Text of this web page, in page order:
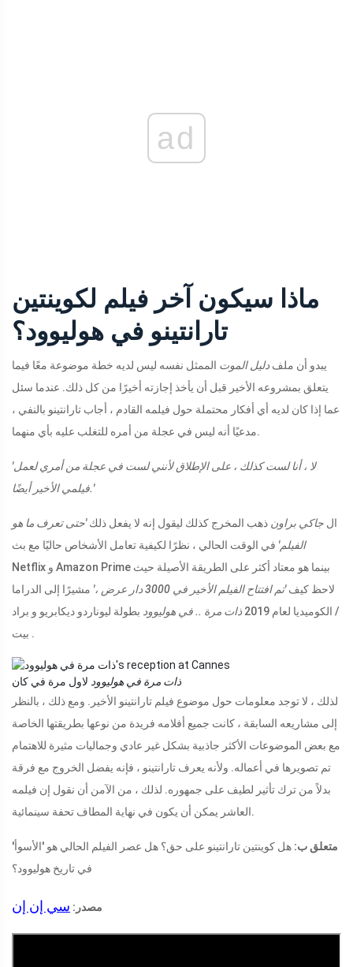
ad
ماذا سيكون آخر فيلم لكوينتين
تارانتينو في هوليوود؟
يبدو أن ملف دليل الموت الممثل نفسه ليس لديه خطة موضوعة معًا فيما
يتعلق بمشروعه الأخير قبل أن يأخذ إجازته أخيرًا من كل ذلك. عندما سئل
عما إذا كان لديه أي أفكار محتملة حول فيلمه القادم ، أجاب تارانتينو بالنفي ،
مدعيًا أنه ليس في عجلة من أمره للتغلب عليه بأي منهما.
'لا ، أنا لست كذلك ، على الإطلاق لأنني لست في عجلة من أمري لعمل
فيلمي الأخير أيضًا.'
ال جاكي براون ذهب المخرج كذلك ليقول إنه لا يفعل ذلك'حتى تعرف ما هو
الفيلم' في الوقت الحالي ، نظرًا لكيفية تعامل الأشخاص حاليًا مع بث
Netflix و Amazon Prime بينما هو معتاد أكثر على الطريقة الأصيلة حيث
لاحظ كيف'تم افتتاح الفيلم الأخير في 3000 دار عرض ،'
مشيرًا إلى الدراما
/ الكوميديا ​​لعام 2019
ذات مرة .. في هوليوود بطولة ليوناردو ديكابريو و براد
بيت .
ذات مرة في هوليوود لاول مرة في كان
لذلك ، لا توجد معلومات حول موضوع فيلم تارانتينو الأخير. ومع ذلك ، بالنظر
إلى مشاريعه السابقة ، كانت جميع أفلامه فريدة من نوعها بطريقتها الخاصة
مع بعض الموضوعات الأكثر جاذبية بشكل غير عادي وجماليات مثيرة للاهتمام
تم تصويرها في أعماله. ولأنه يعرف تارانتينو ، فإنه يفضل الخروج مع فرقة
بدلاً من ترك تأثير لطيف على جمهوره. لذلك ، من الآمن أن نقول إن فيلمه
العاشر يمكن أن يكون في نهاية المطاف تحفة سينمائية.
متعلق ب: هل كوينتين تارانتينو على حق؟ هل عصر الفيلم الحالي هو 'الأسوأ'
في تاريخ هوليوود؟
مصدر: سي إن إن